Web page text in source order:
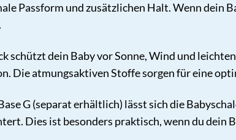
Passform und zusätzlichen Halt. Wenn dein
schützt dein Baby vor Sonne, Wind und
Die atmungsaktiven Stoffe sorgen für eine
G (separat erhältlich) lässt sich die
Dies ist besonders praktisch, wenn du dein